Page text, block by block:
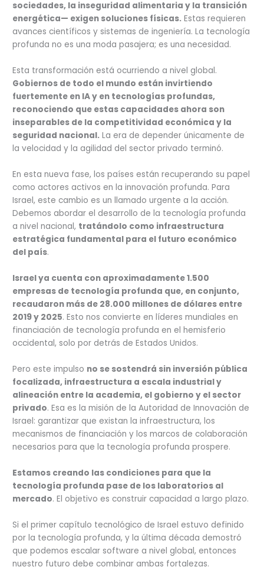
sociedades, la inseguridad alimentaria y la transición
energética— exigen soluciones físicas. Estas requieren
avances científicos y sistemas de ingeniería. La tecnología
profunda no es una moda pasajera; es una necesidad.
Esta transformación está ocurriendo a nivel global.
Gobiernos de todo el mundo están invirtiendo
fuertemente en IA y en tecnologías profundas,
reconociendo que estas capacidades ahora son
inseparables de la competitividad económica y la
seguridad nacional. La era de depender únicamente de
la velocidad y la agilidad del sector privado terminó.
En esta nueva fase, los países están recuperando su papel
como actores activos en la innovación profunda. Para
Israel, este cambio es un llamado urgente a la acción.
Debemos abordar el desarrollo de la tecnología profunda
a nivel nacional, tratándolo como infraestructura
estratégica fundamental para el futuro económico
del país.
Israel ya cuenta con aproximadamente 1.500
empresas de tecnología profunda que, en conjunto,
recaudaron más de 28.000 millones de dólares entre
2019 y 2025. Esto nos convierte en líderes mundiales en
financiación de tecnología profunda en el hemisferio
occidental, solo por detrás de Estados Unidos.
Pero este impulso no se sostendrá sin inversión pública
focalizada, infraestructura a escala industrial y
alineación entre la academia, el gobierno y el sector
privado. Esa es la misión de la Autoridad de Innovación de
Israel: garantizar que existan la infraestructura, los
mecanismos de financiación y los marcos de colaboración
necesarios para que la tecnología profunda prospere.
Estamos creando las condiciones para que la
tecnología profunda pase de los laboratorios al
mercado. El objetivo es construir capacidad a largo plazo.
Si el primer capítulo tecnológico de Israel estuvo definido
por la tecnología profunda, y la última década demostró
que podemos escalar software a nivel global, entonces
nuestro futuro debe combinar ambas fortalezas.